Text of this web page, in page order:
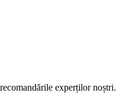
experților noștri.